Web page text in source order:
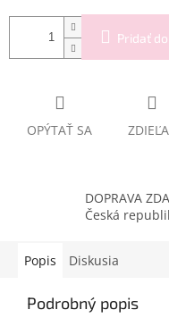
Pridať
OPÝTAŤ SA
DOPRAVA
Česká
Popis Diskusia
Podrobný popis